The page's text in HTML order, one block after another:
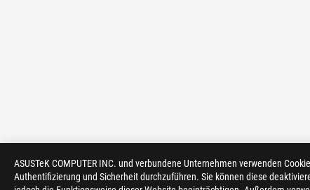
ASUSTeK COMPUTER INC. und verbundene Unternehmen verwenden
Authentifizierung und Sicherheit durchzuführen. Sie können diese
> GAMING MAINBOARDS > ROG CROSSHAIR